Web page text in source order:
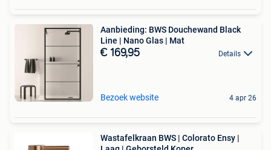
Aanbieding: BWS Douchewand Black
Line | Nano Glas | Mat
€ 169,95 Details
Bezoek website 4 apr 26
Wastafelkraan BWS | Colorato Ensy |